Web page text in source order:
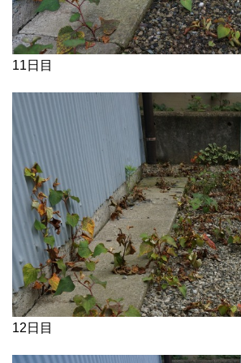
11日目
12日目